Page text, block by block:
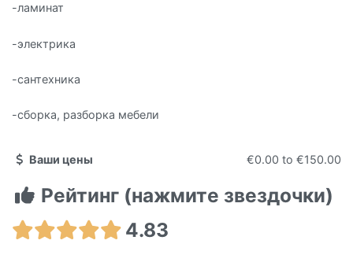
-ламинат
-электрика
-сантехника
-сборка, разборка мебели
Ваши цены €0.00 to €150.00
Рейтинг (нажмите звездочки)
4.83